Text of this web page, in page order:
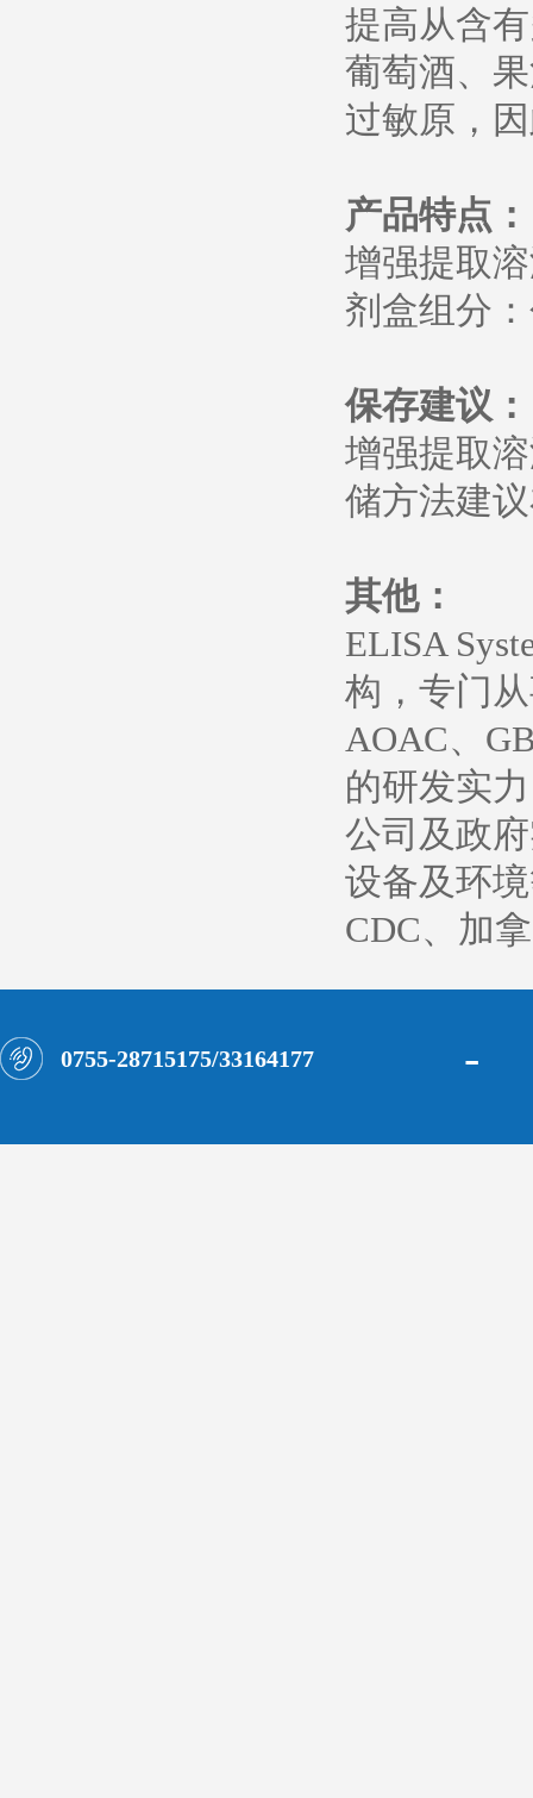
提高从含
葡萄酒、
过敏原，
产品特点：
增强提取溶
剂盒组分
保存建议：
增强提取溶
储方法建
其他：
ELISA
构，专门
AOAC、
的研发实
公司及政
设备及环
CDC、加
0755-28715175/33164177 -